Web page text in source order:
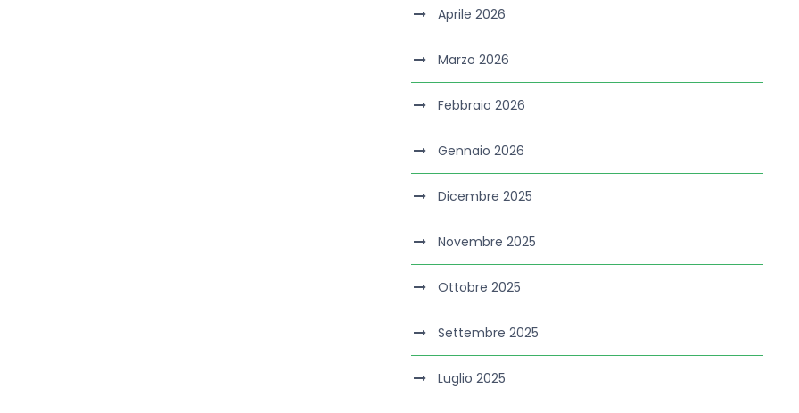
Aprile 2026
Marzo 2026
Febbraio 2026
Gennaio 2026
Dicembre 2025
Novembre 2025
Ottobre 2025
Settembre 2025
Luglio 2025